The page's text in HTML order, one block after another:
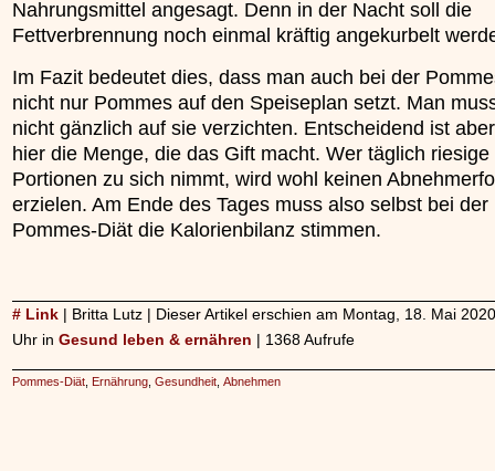
Nahrungsmittel angesagt. Denn in der Nacht soll die
Fettverbrennung noch einmal kräftig angekurbelt
Im Fazit bedeutet dies, dass man auch bei der
nicht nur Pommes auf den Speiseplan setzt. Man
nicht gänzlich auf sie verzichten. Entscheidend ist
hier die Menge, die das Gift macht. Wer täglich riesige
Portionen zu sich nimmt, wird wohl keinen
erzielen. Am Ende des Tages muss also selbst bei der
Pommes-Diät die Kalorienbilanz stimmen.
# Link | Britta Lutz | Dieser Artikel erschien am Montag, 18. Mai
Uhr in Gesund leben & ernähren | 1368 Aufrufe
Pommes-Diät Ernährung Gesundheit Abnehmen